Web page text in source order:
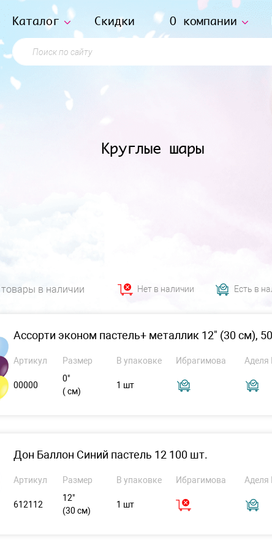
Каталог Скидки О компании
Поиск по сайту
Круглые шары
в наличии Нет в наличии Есть в
Ассорти эконом пастель+ металлик 12" (30 см),
Артикул Размер В упаковке Ибрагимова Аделя
00000
0"
( см)
1 шт
Дон Баллон Синий пастель 12 100 шт.
Артикул Размер В упаковке Ибрагимова Аделя
612112
12"
(30 см)
1 шт